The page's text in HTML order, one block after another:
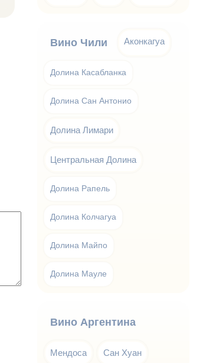
Вино Чили Аконкагуа
Долина Касабланка
Долина Сан Антонио
Долина Лимари
Центральная Долина
Долина Рапель
Долина Колчагуа
Долина Майпо
Долина Мауле
Вино Аргентина
Мендоса Сан Хуан